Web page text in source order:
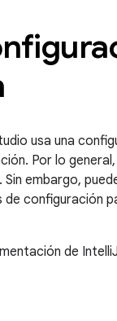
usa una
Por lo general,
embargo,
configuración
de